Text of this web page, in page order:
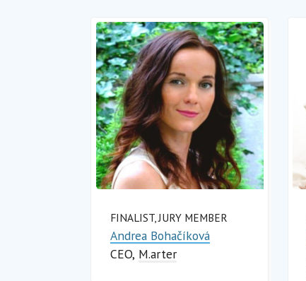
FINALIST, JURY MEMBER
Andrea Bohačíková
CEO M.arter